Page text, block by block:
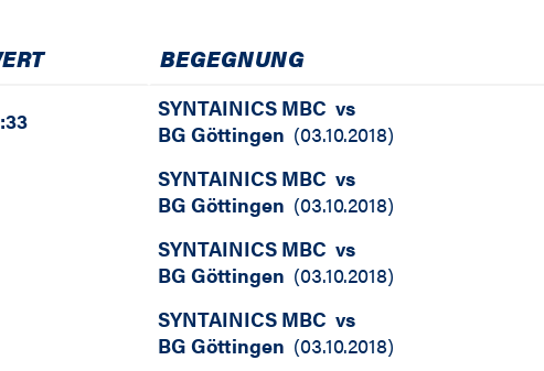
BEGEGNUNG
SYNTAINICS MBC vs
BG Göttingen (03.10.2018)
SYNTAINICS MBC vs
BG Göttingen (03.10.2018)
SYNTAINICS MBC vs
BG Göttingen (03.10.2018)
SYNTAINICS MBC vs
BG Göttingen (03.10.2018)